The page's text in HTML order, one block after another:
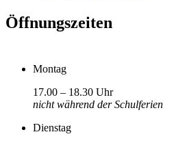
Öffnungszeiten
Montag
17.00 – 18.30 Uhr
nicht während der Schulferien
Dienstag